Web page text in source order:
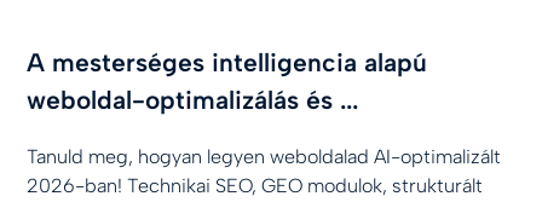
A mesterséges intelligencia alapú
weboldal-optimalizálás és ...
Tanuld meg, hogyan legyen weboldalad AI-optimalizált
2026-ban! Technikai SEO, GEO modulok, strukturált